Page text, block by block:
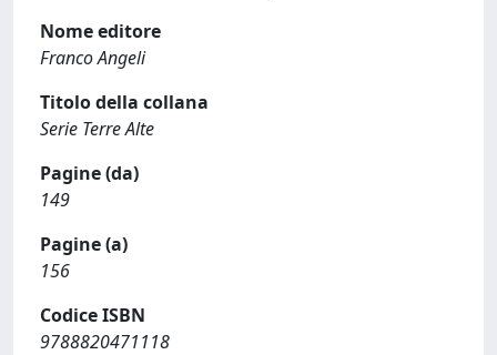
Nome editore
Franco Angeli
Titolo della collana
Serie Terre Alte
Pagine (da)
149
Pagine (a)
156
Codice ISBN
9788820471118